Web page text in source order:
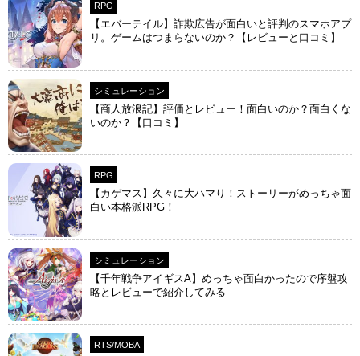
RPG
【エバーテイル】詐欺広告が面白いと評判のスマホアプ
リ。ゲームはつまらないのか？【レビューと口コミ】
シミュレーション
【商人放浪‪記】評価とレビュー！面白いのか？面白くな
いのか？【口コミ】
RPG
【カゲマス】久々に大ハマり！ストーリーがめっちゃ面
白い本格派RPG！
シミュレーション
【千年戦争アイギスA】めっちゃ面白かったので序盤攻
略とレビューで紹介してみる
RTS/MOBA